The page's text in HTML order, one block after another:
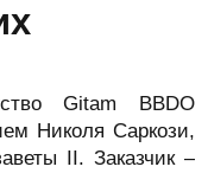
Gitam BBDO
Николя Саркози,
II. Заказчик –